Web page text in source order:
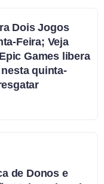
Dois Jogos
Feira; Veja
Games libera
quinta-
de Donos e